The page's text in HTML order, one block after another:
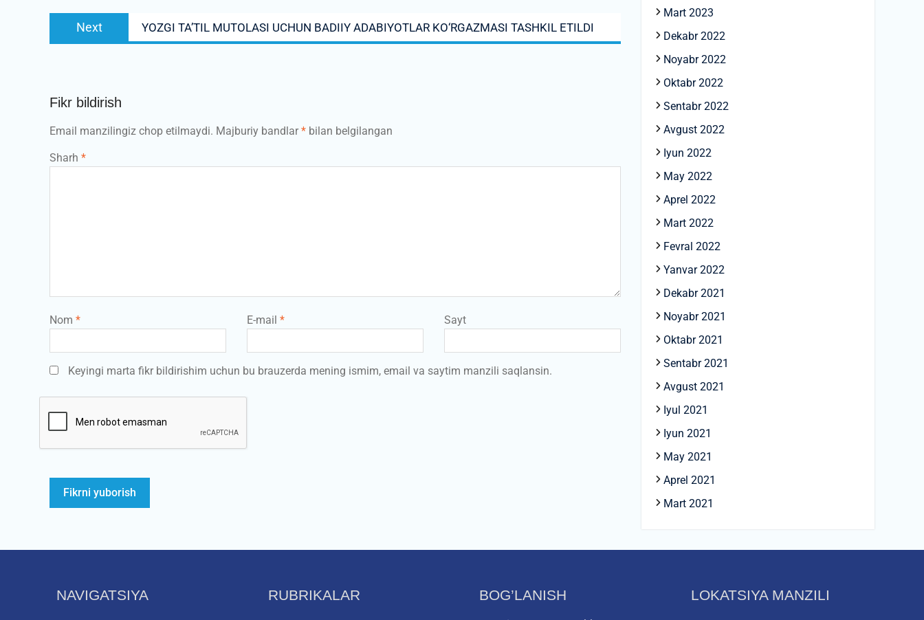
Next
post:
YOZGI TA’TIL MUTOLASI UCHUN BADIIY ADABIYOTLAR KO‘RGAZMASI TASHKIL ETILDI
Fikr bildirish
Email manzilingiz chop etilmaydi. Majburiy bandlar* bilan belgilangan
Sharh *
Nom * E-mail * Sayt
Keyingi marta fikr bildirishim uchun bu brauzerda mening ismim, email va saytim manzili saqlansin.
Mart 2023
Dekabr 2022
Noyabr 2022
Oktabr 2022
Sentabr 2022
Avgust 2022
Iyun 2022
May 2022
Aprel 2022
Mart 2022
Fevral 2022
Yanvar 2022
Dekabr 2021
Noyabr 2021
Oktabr 2021
Sentabr 2021
Avgust 2021
Iyul 2021
Iyun 2021
May 2021
Aprel 2021
Mart 2021
NAVIGATSIYA RUBRIKALAR BOG’LANISH LOKATSIYA MANZILI